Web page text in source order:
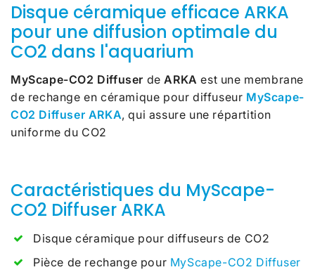
Disque céramique efficace ARKA
pour une diffusion optimale du
CO2 dans l'aquarium
MyScape-CO2 Diffuser deARKA est une membrane
de rechange en céramique pour diffuseur MyScape-
CO2 Diffuser ARKA, qui assure une répartition
uniforme du CO2
Caractéristiques du MyScape-
CO2 Diffuser ARKA
Disque céramique pour diffuseurs de CO2
Pièce de rechange pour MyScape-CO2 Diffuser